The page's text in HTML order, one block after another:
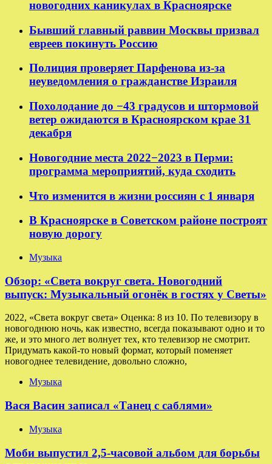
новогодних каникулах в Красноярске
Бывший главный раввин Москвы призвал
евреев покинуть Россию
Полиция проверяет Парфенова из-за
неуведомления о гражданстве Израиля
Похолодание до −43 градусов и штормовой
ветер ожидаются в Красноярском крае 31
декабря
Новогодние места 2022−2023 в Перми:
программа мероприятий, куда сходить
Что изменится в жизни россиян с 1 января
В Красноярске в Советском районе построят
новую дорогу
Музыка
Обзор: «Света вокруг света. Новогодний
выпуск: Музыкальный огонёк в гостях у Светы»
2022, «Света вокруг света» Оценка: 8 из 10. По телевизору в
новогоднюю ночь, как известно, всегда показывают одно и то
же, и это много лет волнует тех, кто телевизор не смотрит.
Придумать какой-то новый формат, который поменяет
новогоднее телевидение, довольно сложно,
Музыка
Вася Васин записал «Танец с саблями»
Музыка
Моби выпустил 2,5-часовой альбом для борьбы